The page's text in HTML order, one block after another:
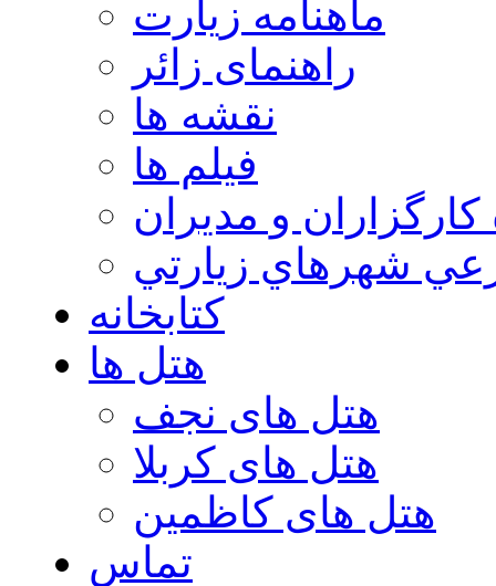
ماهنامه زیارت
راهنمای زائر
نقشه ها
فیلم ها
كارگزاران و مديران
شهرهاي زيارتي
کتابخانه
هتل ها
هتل های نجف
هتل های کربلا
هتل های کاظمین
تماس